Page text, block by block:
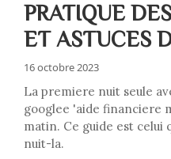
PRATIQUE
ET ASTUCES
16 octobre 2023
La premiere nuit seule
googlee 'aide financiere
matin. Ce guide est celui
nuit-la.